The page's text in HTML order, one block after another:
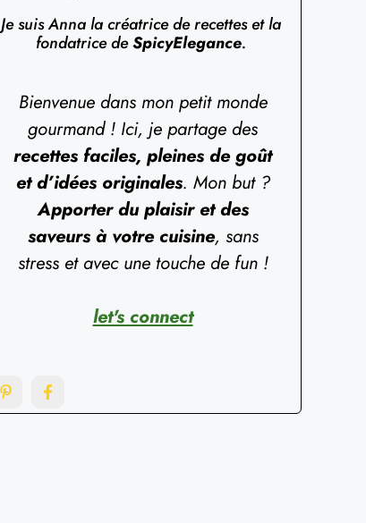
Je suis Anna la créatrice de recettes et la
fondatrice deSpicyElegance.
Bienvenue dans mon petit monde
gourmand ! Ici, je partage des
recettes faciles, pleines de goût
et d’idées originales. Mon but ?
Apporter du plaisir et des
saveurs à votre cuisine, sans
stress et avec une touche de fun !
let's connect